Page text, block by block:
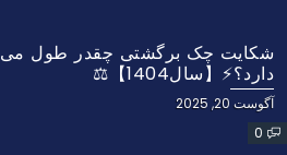
شکایت چک برگشتی چقدر طول
دارد؟⚡【سال1404】⚖️
آگوست 20, 2025
0